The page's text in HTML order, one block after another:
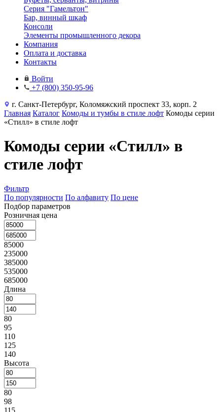
Серия "Гамельтон"
Бар, винный шкаф
Консоли
Элементы промышленного декора
Компания
Оплата и доставка
Контакты
Войти
+7 (800) 350-95-96
г. Санкт-Петербург, Коломяжский проспект 33, корп. 2
Главная Каталог Комоды и тумбы в стиле лофт Комоды серии
«Стилл» в стиле лофт
Комоды серии «Стилл» в
стиле лофт
Фильтр
По популярности По алфавиту По цене
Подбор параметров
Розничная цена
85000
235000
385000
535000
685000
Длина
80
95
110
125
140
Высота
80
98
115